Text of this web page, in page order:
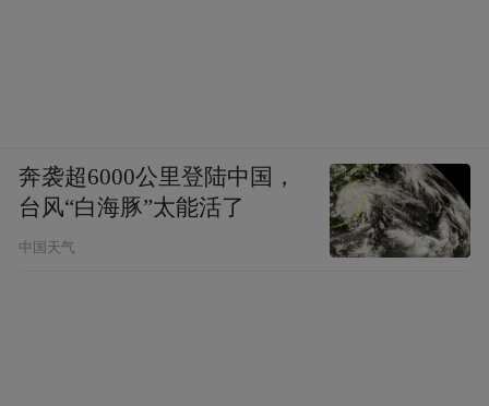
奔袭超6000公里登陆中国，
台风“白海豚”太能活了
中国天气